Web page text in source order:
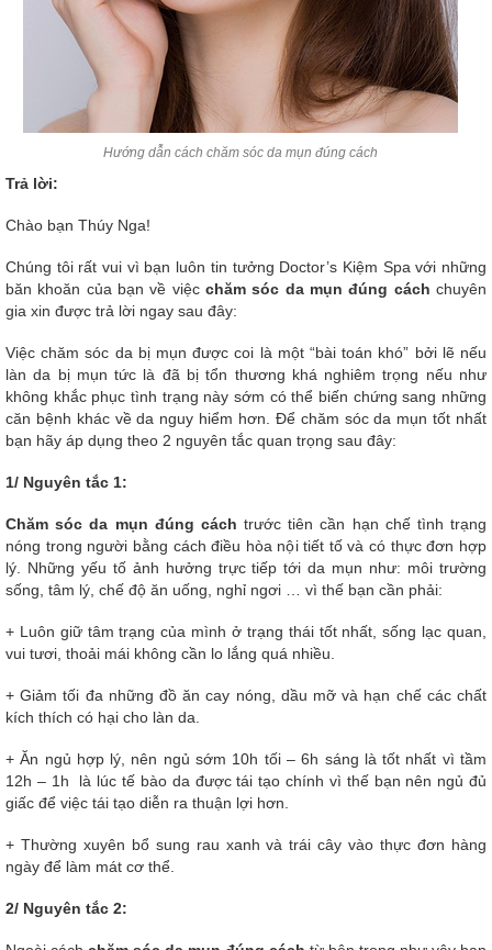
Hướng dẫn cách chăm sóc da mụn đúng cách
Trả lời:
Chào bạn Thúy Nga!
Chúng tôi rất vui vì bạn luôn tin tưởng Doctor’s Kiệm Spa với những
băn khoăn của bạn về việc chăm sóc da mụn đúng cách chuyên
gia xin được trả lời ngay sau đây:
Việc chăm sóc da bị mụn được coi là một “bài toán khó” bởi lẽ nếu
làn da bị mụn tức là đã bị tổn thương khá nghiêm trọng nếu như
không khắc phục tình trạng này sớm có thể biến chứng sang những
căn bệnh khác về da nguy hiểm hơn. Để chăm sóc da mụn tốt nhất
bạn hãy áp dụng theo 2 nguyên tắc quan trọng sau đây:
1/ Nguyên tắc 1:
Chăm sóc da mụn đúng cách trước tiên cần hạn chế tình trạng
nóng trong người bằng cách điều hòa nội tiết tố và có thực đơn hợp
lý. Những yếu tố ảnh hưởng trực tiếp tới da mụn như: môi trường
sống, tâm lý, chế độ ăn uống, nghỉ ngơi … vì thế bạn cần phải:
+ Luôn giữ tâm trạng của mình ở trạng thái tốt nhất, sống lạc quan,
vui tươi, thoải mái không cần lo lắng quá nhiều.
+ Giảm tối đa những đồ ăn cay nóng, dầu mỡ và hạn chế các chất
kích thích có hại cho làn da.
+ Ăn ngủ hợp lý, nên ngủ sớm 10h tối – 6h sáng là tốt nhất vì tầm
12h – 1h là lúc tế bào da được tái tạo chính vì thế bạn nên ngủ đủ
giấc để việc tái tạo diễn ra thuận lợi hơn.
+ Thường xuyên bổ sung rau xanh và trái cây vào thực đơn hàng
ngày để làm mát cơ thể.
2/ Nguyên tắc 2: